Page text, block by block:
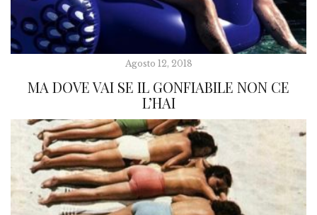
Agosto 12, 2018
MA DOVE VAI SE IL GONFIABILE NON CE
L’HAI